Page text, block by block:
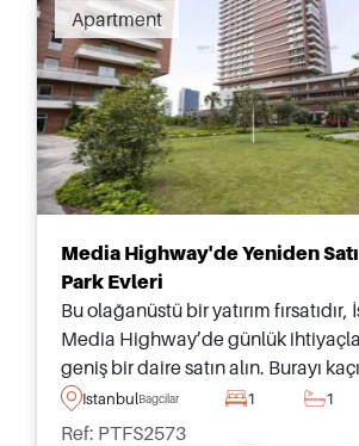
Apartment
Media Highway'de Yeniden
Park Evleri
Bu olağanüstü bir yatırım
Media Highway’de günlük
geniş bir daire satın alın. Burayı
istemezsiniz, daha fazla bilgi için
alın.
IstanbulBagcilar 1 1
Ref: PTFS2573